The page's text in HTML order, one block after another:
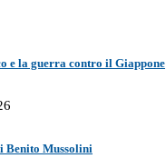
e la guerra contro il Giappone
Benito Mussolini